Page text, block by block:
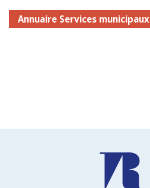
Annuaire Services municipaux